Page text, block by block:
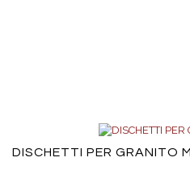
DISCHETTI PER GRANITO